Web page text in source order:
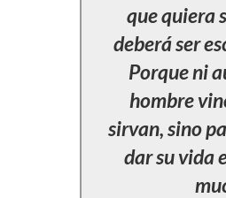
que quiera
deberá ser
Porque ni
hombre
sirvan, sino
dar su vida